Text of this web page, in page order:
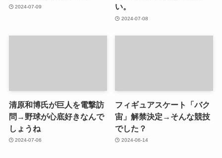
2024-07-09
い。
2024-07-08
清原和博氏が巨人を電撃訪
問→野球が心底好きなんで
しょうね
2024-07-06
フィギュアスケート「バク
宙」解禁決定→そんな競技
でした？
2024-06-14